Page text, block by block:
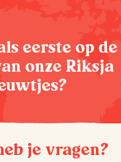
eerste op de
onze Riksja
je vragen?